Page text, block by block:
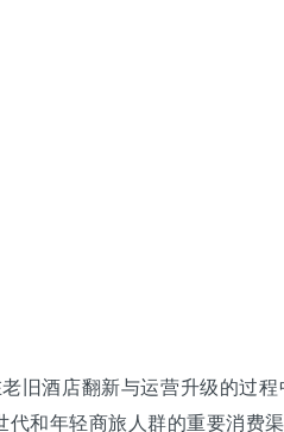
酒店翻新与运营升级的过
和年轻商旅人群的重要消费渠